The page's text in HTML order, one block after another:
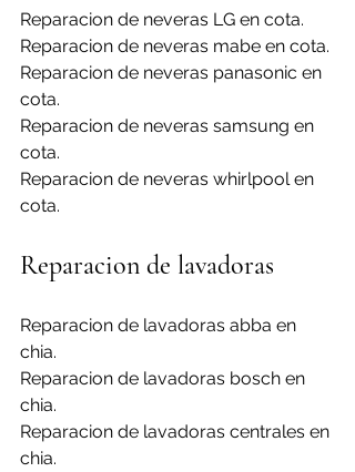
Reparacion de neveras LG en cota.
Reparacion de neveras mabe en cota.
Reparacion de neveras panasonic en
cota.
Reparacion de neveras samsung en
cota.
Reparacion de neveras whirlpool en
cota.
Reparacion de lavadoras
Reparacion de lavadoras abba en
chia.
Reparacion de lavadoras bosch en
chia.
Reparacion de lavadoras centrales en
chia.